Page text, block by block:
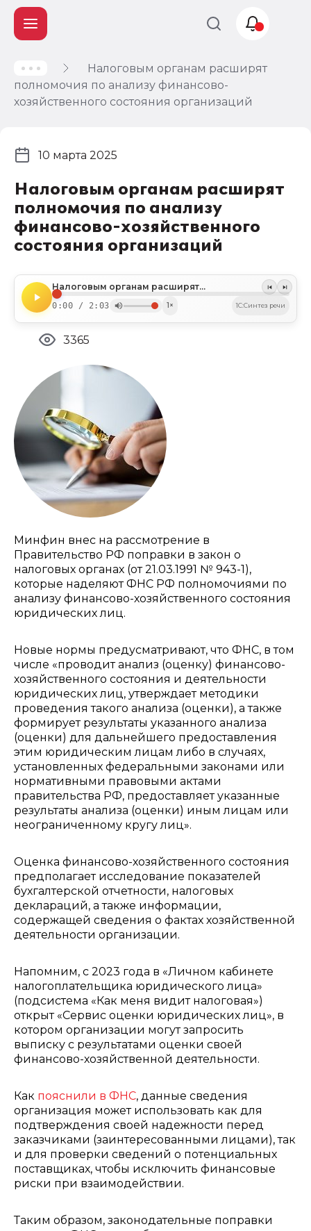
Налоговым органам расширят
полномочия по анализу финансово-
хозяйственного состояния организаций
Налоговым органам расширят
полномочия по анализу
финансово-хозяйственного
состояния организаций
Налоговым органам расширят полномочия по анализу финансово-хозяйственного состояния организаций
0:00 / 2:03 1× 1C:Синтез речи
10 марта 2025
3365
Минфин внес на рассмотрение в
Правительство РФ поправки в закон о
налоговых органах (от 21.03.1991 № 943-1),
которые наделяют ФНС РФ полномочиями по
анализу финансово-хозяйственного состояния
юридических лиц.
Новые нормы предусматривают, что ФНС, в том
числе «проводит анализ (оценку) финансово-
хозяйственного состояния и деятельности
юридических лиц, утверждает методики
проведения такого анализа (оценки), а также
формирует результаты указанного анализа
(оценки) для дальнейшего предоставления
этим юридическим лицам либо в случаях,
установленных федеральными законами или
нормативными правовыми актами
правительства РФ, предоставляет указанные
результаты анализа (оценки) иным лицам или
неограниченному кругу лиц».
Оценка финансово-хозяйственного состояния
предполагает исследование показателей
бухгалтерской отчетности, налоговых
деклараций, а также информации,
содержащей сведения о фактах хозяйственной
деятельности организации.
Напомним, с 2023 года в «Личном кабинете
налогоплательщика юридического лица»
(подсистема «Как меня видит налоговая»)
открыт «Сервис оценки юридических лиц», в
котором организации могут запросить
выписку с результатами оценки своей
финансово-хозяйственной деятельности.
Как пояснили в ФНС, данные сведения
организация может использовать как для
подтверждения своей надежности перед
заказчиками (заинтересованными лицами), так
и для проверки сведений о потенциальных
поставщиках, чтобы исключить финансовые
риски при взаимодействии.
Таким образом, законодательные поправки
Учет и
налогообложение